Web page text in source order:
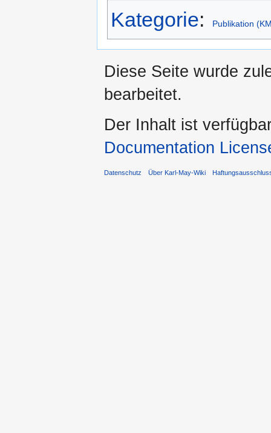
Kategorie: Publikation
Diese Seite wurde
bearbeitet.
Der Inhalt ist
Documentation
Datenschutz Über Karl-May-Wiki